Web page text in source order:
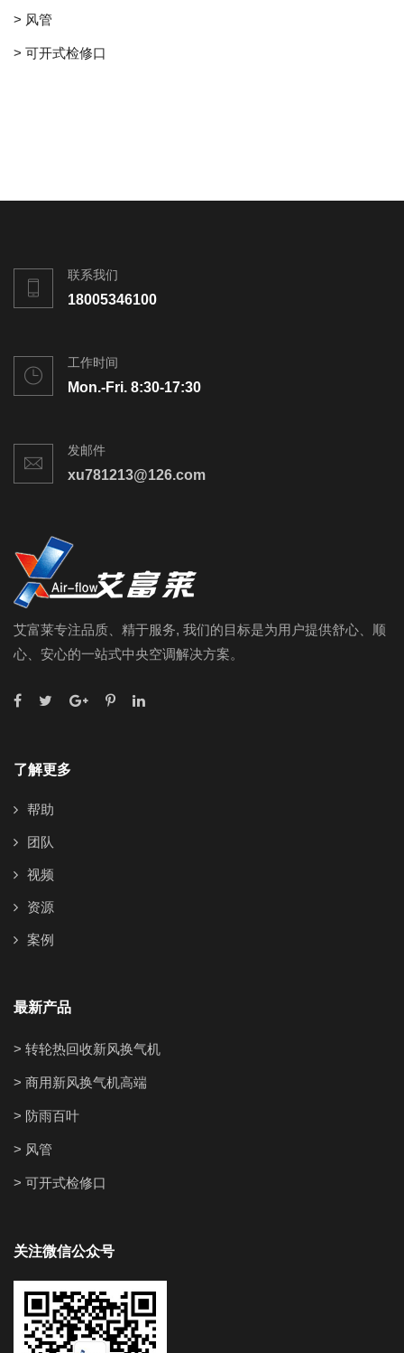
> 风管
> 可开式检修口
联系我们
18005346100
工作时间
Mon.-Fri. 8:30-17:30
发邮件
xu781213@126.com
艾富莱专注品质、精于服务, 我们的目标是为用户提供舒心、顺
心、安心的一站式中央空调解决方案。
了解更多
帮助
团队
视频
资源
案例
最新产品
> 转轮热回收新风换气机
> 商用新风换气机高端
> 防雨百叶
> 风管
> 可开式检修口
关注微信公众号